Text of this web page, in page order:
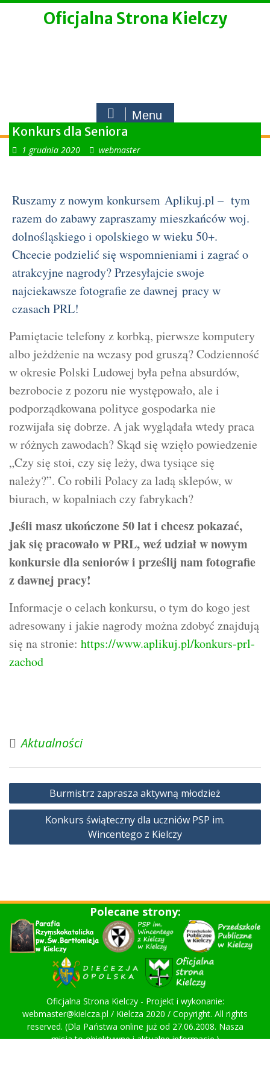
Skip
Oficjalna Strona Kielczy
Menu
Konkurs dla Seniora
1 grudnia 2020 webmaster
Ruszamy z nowym konkursem Aplikuj.pl – tym
razem do zabawy zapraszamy mieszkańców woj.
dolnośląskiego i opolskiego w wieku 50+.
Chcecie podzielić się wspomnieniami i zagrać o
atrakcyjne nagrody? Przesyłajcie swoje
najciekawsze fotografie ze dawnej pracy w
czasach PRL!
Pamiętacie telefony z korbką, pierwsze komputery
albo jeżdżenie na wczasy pod gruszą? Codzienność
w okresie Polski Ludowej była pełna absurdów,
bezrobocie z pozoru nie występowało, ale i
podporządkowana polityce gospodarka nie
rozwijała się dobrze. A jak wyglądała wtedy praca
w różnych zawodach? Skąd się wzięło powiedzenie
„Czy się stoi, czy się leży, dwa tysiące się
należy?”. Co robili Polacy za ladą sklepów, w
biurach, w kopalniach czy fabrykach?
Jeśli masz ukończone 50 lat i chcesz pokazać,
jak się pracowało w PRL, weź udział w nowym
konkursie dla seniorów i prześlij nam fotografie
z dawnej pracy!
Informacje o celach konkursu, o tym do kogo jest
adresowany i jakie nagrody można zdobyć znajdują
się na stronie: https://www.aplikuj.pl/konkurs-prl-
zachod
Aktualności
Nawigacja
wpisu
Burmistrz zaprasza aktywną młodzież
Konkurs świąteczny dla uczniów PSP im.
Wincentego z Kielczy
Polecane strony:
Oficjalna Strona Kielczy - Projekt i wykonanie:
webmaster@kielcza.pl / Kielcza 2020 / Copyright. All rights
reserved. (Dla Państwa online już od 27.06.2008. Nasza
misja to obiektywne i aktualne informacje.)